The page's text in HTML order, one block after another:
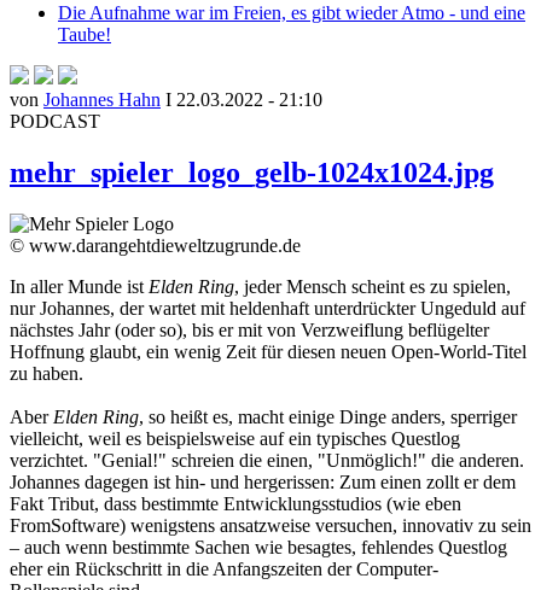
Die Aufnahme war im Freien, es gibt wieder Atmo - und eine
Taube!
von Johannes Hahn I 22.03.2022 - 21:10
PODCAST
mehr_spieler_logo_gelb-1024x1024.jpg
© www.darangehtdieweltzugrunde.de
In aller Munde ist Elden Ring, jeder Mensch scheint es zu spielen,
nur Johannes, der wartet mit heldenhaft unterdrückter Ungeduld auf
nächstes Jahr (oder so), bis er mit von Verzweiflung beflügelter
Hoffnung glaubt, ein wenig Zeit für diesen neuen Open-World-Titel
zu haben.
Aber Elden Ring, so heißt es, macht einige Dinge anders, sperriger
vielleicht, weil es beispielsweise auf ein typisches Questlog
verzichtet. "Genial!" schreien die einen, "Unmöglich!" die anderen.
Johannes dagegen ist hin- und hergerissen: Zum einen zollt er dem
Fakt Tribut, dass bestimmte Entwicklungsstudios (wie eben
FromSoftware) wenigstens ansatzweise versuchen, innovativ zu sein
– auch wenn bestimmte Sachen wie besagtes, fehlendes Questlog
eher ein Rückschritt in die Anfangszeiten der Computer-